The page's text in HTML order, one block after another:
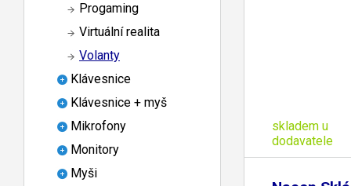
Progaming
Virtuální realita
Volanty
Klávesnice
Klávesnice + myš
Mikrofony
Monitory
Myši
skladem u
dodavatele